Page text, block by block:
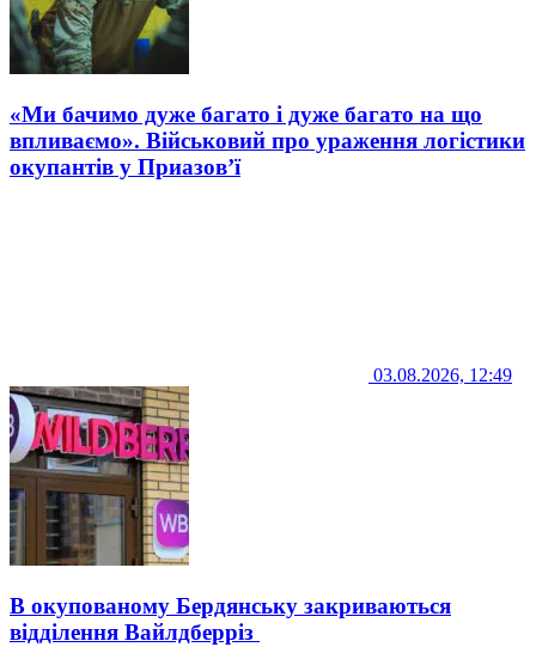
«Ми бачимо дуже багато і дуже багато на що
впливаємо». Військовий про ураження логістики
окупантів у Приазов’ї
03.08.2026, 12:49
В окупованому Бердянську закриваються
відділення Вайлдберріз